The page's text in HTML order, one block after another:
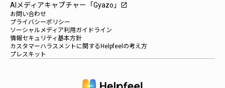
AIメディアキャプチャー「Gyazo」
launch
お問い合わせ
プライバシーポリシー
ソーシャルメディア利用ガイドライン
情報セキュリティ基本方針
カスタマーハラスメントに関するHelpfeelの考え方
プレスキット